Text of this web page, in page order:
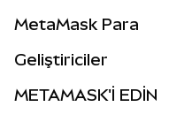
Perps
RWA'lar
MetaMask Para
Geliştiriciler
METAMASK'İ EDİN